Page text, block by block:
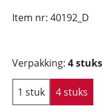
Item nr: 40192_D
Verpakking: 4 stuks
1 stuk 4 stuks